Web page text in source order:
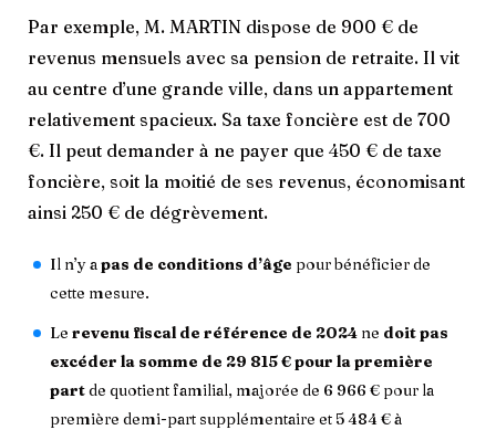
Par exemple, M. MARTIN dispose de 900 € de
revenus mensuels avec sa pension de retraite. Il vit
au centre d’une grande ville, dans un appartement
relativement spacieux. Sa taxe foncière est de 700
€. Il peut demander à ne payer que 450 € de taxe
foncière, soit la moitié de ses revenus, économisant
ainsi 250 € de dégrèvement.
Il n’y apas de conditions d’âge pour bénéficier de
cette mesure.
Le revenu fiscal de référence de 2024 ne doit pas
excéder la somme de 29 815 € pour la première
partde quotient familial, majorée de 6 966 € pour la
première demi-part supplémentaire et 5 484 € à